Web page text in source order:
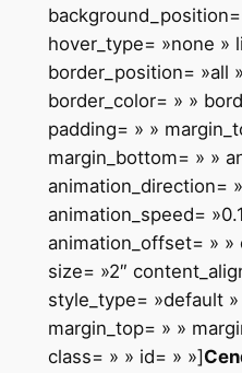
hover_type= »none »
border_position= »all
border_color= » »
padding= » »
margin_bottom= » »
animation_direction=
animation_speed=
animation_offset= »
size= »2″
style_type= »default
margin_top= » »
class= » » id= » »]